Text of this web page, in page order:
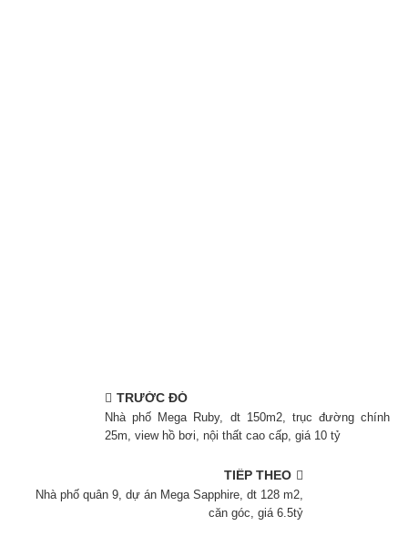
TRƯỚC ĐÓ
Nhà phố Mega Ruby, dt 150m2, trục đường chính
25m, view hồ bơi, nội thất cao cấp, giá 10 tỷ
TIẾP THEO
Nhà phố quân 9, dự án Mega Sapphire, dt 128 m2,
căn góc, giá 6.5tỷ